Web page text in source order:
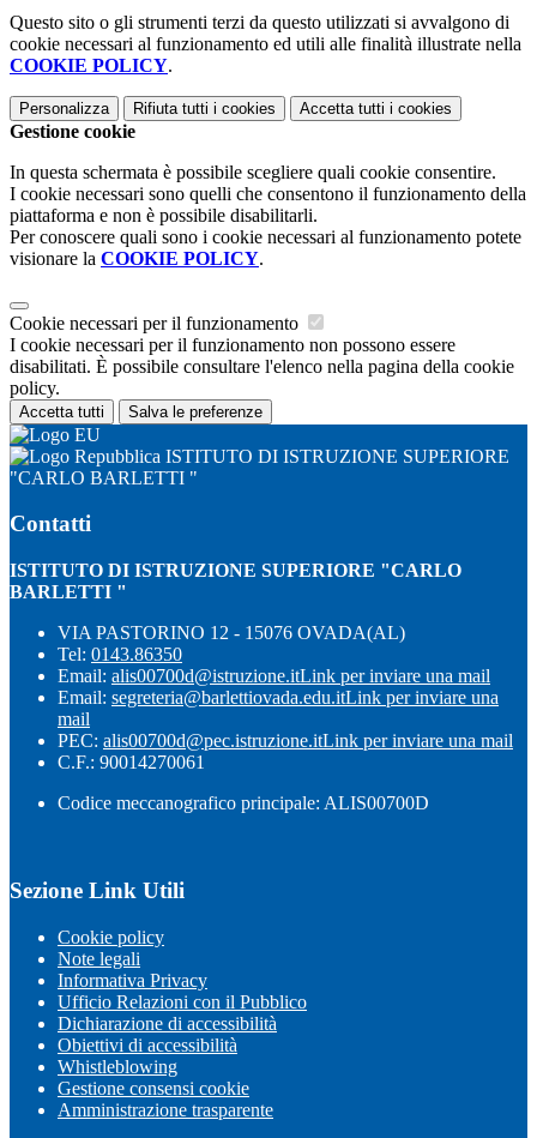
Questo sito o gli strumenti terzi da questo utilizzati si avvalgono di
cookie necessari al funzionamento ed utili alle finalità illustrate nella
COOKIE POLICY.
Personalizza Rifiuta tutti i cookies Accetta tutti i cookies
Gestione cookie
In questa schermata è possibile scegliere quali cookie consentire.
I cookie necessari sono quelli che consentono il funzionamento della
piattaforma e non è possibile disabilitarli.
Per conoscere quali sono i cookie necessari al funzionamento potete
visionare la COOKIE POLICY.
Cookie necessari per il funzionamento
I cookie necessari per il funzionamento non possono essere
disabilitati. È possibile consultare l'elenco nella pagina della cookie
policy.
Accetta tutti Salva le preferenze
ISTITUTO DI ISTRUZIONE SUPERIORE
"CARLO BARLETTI "
Contatti
ISTITUTO DI ISTRUZIONE SUPERIORE "CARLO
BARLETTI "
VIA PASTORINO 12 - 15076 OVADA(AL)
Tel: 0143.86350
Email: alis00700d@istruzione.itLink per inviare una mail
Email: segreteria@barlettiovada.edu.itLink per inviare una
mail
PEC: alis00700d@pec.istruzione.itLink per inviare una mail
C.F.: 90014270061
Codice meccanografico principale: ALIS00700D
Sezione Link Utili
Cookie policy
Note legali
Informativa Privacy
Ufficio Relazioni con il Pubblico
Dichiarazione di accessibilità
Obiettivi di accessibilità
Whistleblowing
Gestione consensi cookie
Amministrazione trasparente